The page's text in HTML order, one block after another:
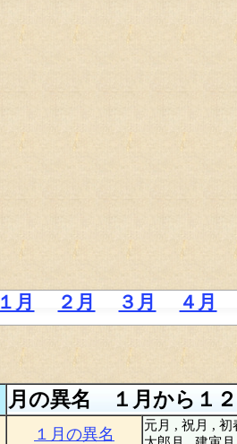
１月 ２月 ３月 ４月
月の異名 １月から１
１月の異名
元月 , 祝月 ,